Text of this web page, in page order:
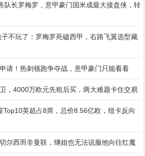
队长罗梅罗，意甲豪门国米成最大接盘侠，转
不玩了：罗梅罗死磕西甲，右路飞翼选型藏
请！热刺领跑争夺战，意甲豪门只能看看
，4000万欧元先租后买，两大难题卡住交易
Top10英超占8席，总价8.56亿欧，纽卡反向
尔西而非曼联，继姐也无法说服他向往红魔